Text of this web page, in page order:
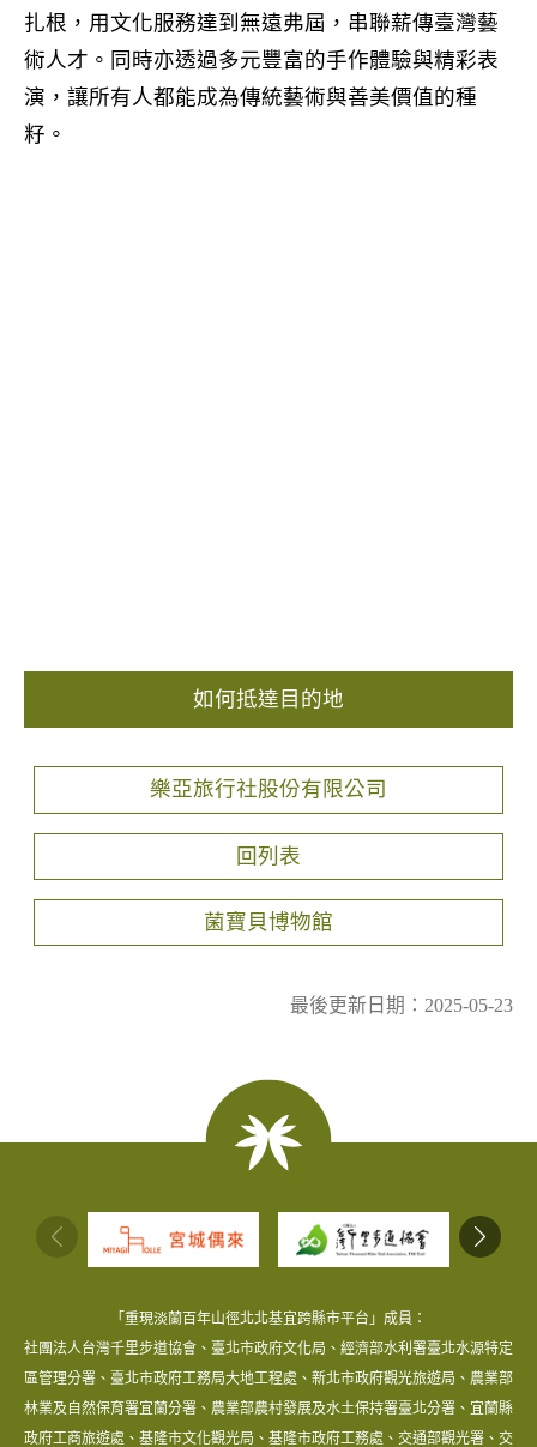
扎根，用文化服務達到無遠弗屆，串聯薪傳臺灣藝
術人才。同時亦透過多元豐富的手作體驗與精彩表
演，讓所有人都能成為傳統藝術與善美價值的種
籽。
如何抵達目的地
樂亞旅行社股份有限公司
回列表
菌寶貝博物館
最後更新日期：2025-05-23
「重現淡蘭百年山徑北北基宜跨縣市平台」成員：
社團法人台灣千里步道協會、臺北市政府文化局、經濟部水利署臺北水源特定
區管理分署、臺北市政府工務局大地工程處、新北市政府觀光旅遊局、農業部
林業及自然保育署宜蘭分署、農業部農村發展及水土保持署臺北分署、宜蘭縣
政府工商旅遊處、基隆市文化觀光局、基隆市政府工務處、交通部觀光署、交